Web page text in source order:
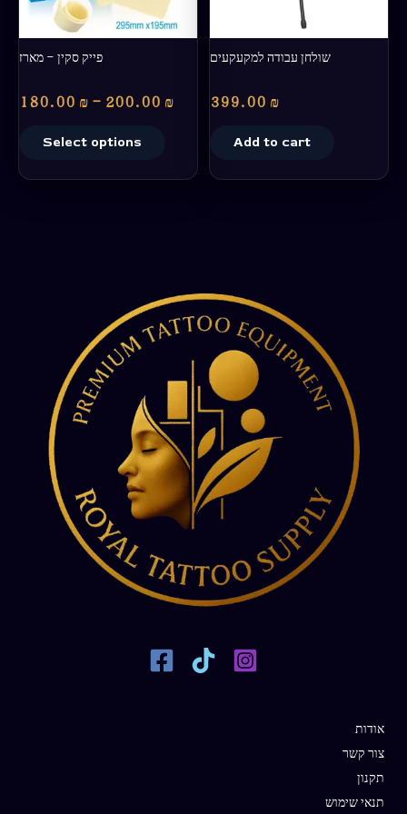
פייק סקין – מארז
180.00 ₪ – 200.00 ₪
Select options
may
be
product
שולחן עבודה למקעקעים
399.00 ₪
Add to cart
אודות
צור קשר
תקנון
תנאי שימוש